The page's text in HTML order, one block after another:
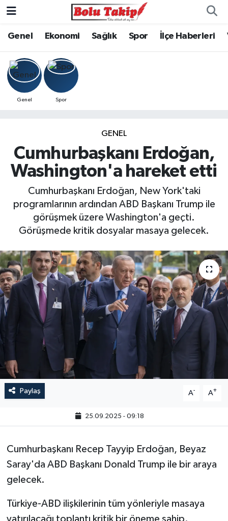
Genel Ekonomi Sağlık Spor İlçe Haberleri
Genel Spor
GENEL
Cumhurbaşkanı Erdoğan,
Washington'a hareket etti
Cumhurbaşkanı Erdoğan, New York'taki
programlarının ardından ABD Başkanı Trump ile
görüşmek üzere Washington'a geçti.
Görüşmede kritik dosyalar masaya gelecek.
Paylaş A- A+
25.09.2025 - 09:18
Cumhurbaşkanı Recep Tayyip Erdoğan, Beyaz
Saray'da ABD Başkanı Donald Trump ile bir araya
gelecek.
Türkiye-ABD ilişkilerinin tüm yönleriyle masaya
yatırılacağı toplantı kritik bir öneme sahip.